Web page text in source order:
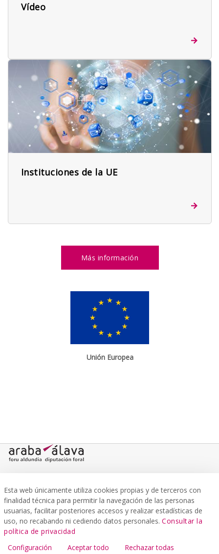
Vídeo
Instituciones de la UE
Más información
Unión Europea
Atención ciudadana
Aquí encontrará información sobre las oficinas de atención al público y
registros, oficinas comarcales y otros servicios de interés.
Esta web únicamente utiliza cookies propias y de terceros con
finalidad técnica para permitir la navegación de las personas
usuarias, facilitar posteriores accesos y realizar estadísticas de
uso, no recabando ni cediendo datos personales. Consultar la
política de privacidad
Configuración
Aceptar todo Rechazar todas